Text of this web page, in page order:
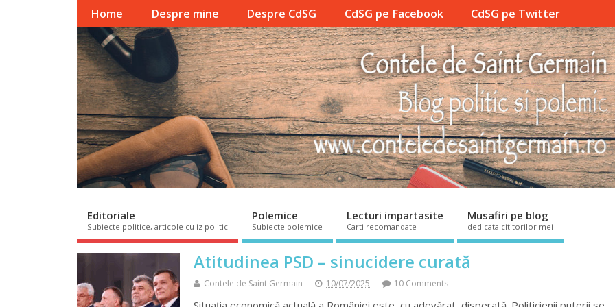
Home Despre mine Despre CdSG CdSG pe Facebook CdSG pe Twitter
Editoriale
Subiecte politice, articole cu iz politic
Polemice
Subiecte polemice
Lecturi impartasite
Carti recomandate
Musafiri pe blog
dedicata cititorilor mei
Atitudinea PSD – sinucidere curată
Contele de Saint Germain 10/07/2025 10 Comments